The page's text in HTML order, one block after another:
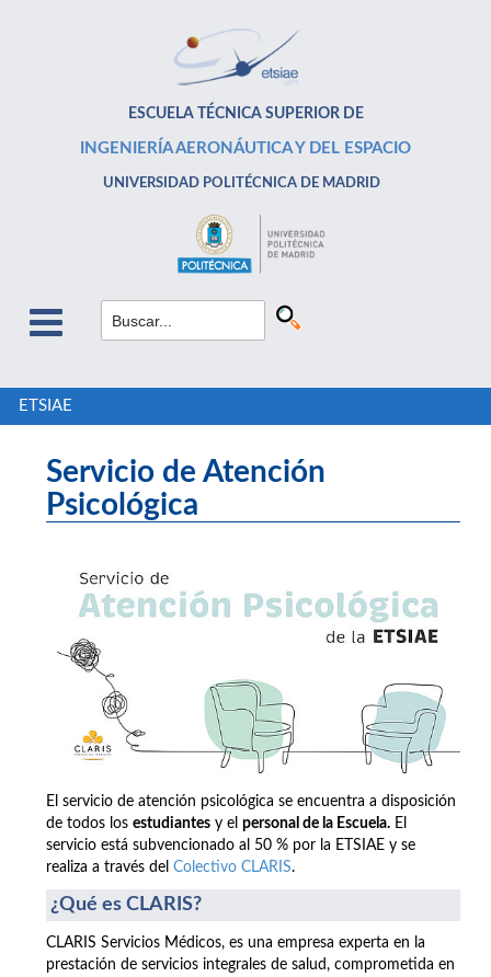
ESCUELA TÉCNICA SUPERIOR DE
INGENIERÍA AERONÁUTICA Y DEL ESPACIO
UNIVERSIDAD POLITÉCNICA DE MADRID
ETSIAE
Servicio de Atención
Psicológica
El servicio de atención psicológica se encuentra a disposición
de todos los estudiantes y el personal de la Escuela. El
servicio está subvencionado al 50 % por la ETSIAE y se
realiza a través del Colectivo CLARIS.
¿Qué es CLARIS?
CLARIS Servicios Médicos, es una empresa experta en la
prestación de servicios integrales de salud, comprometida en